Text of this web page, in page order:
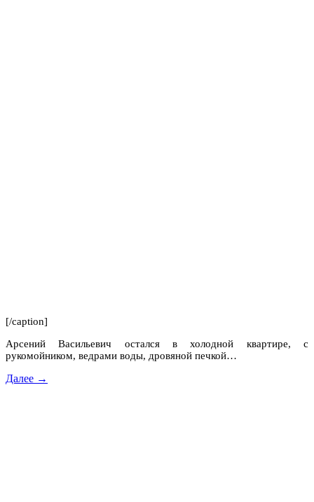
[/caption]
Арсений Васильевич остался в холодной квартире, с
рукомойником, ведрами воды, дровяной печкой…
Далее →